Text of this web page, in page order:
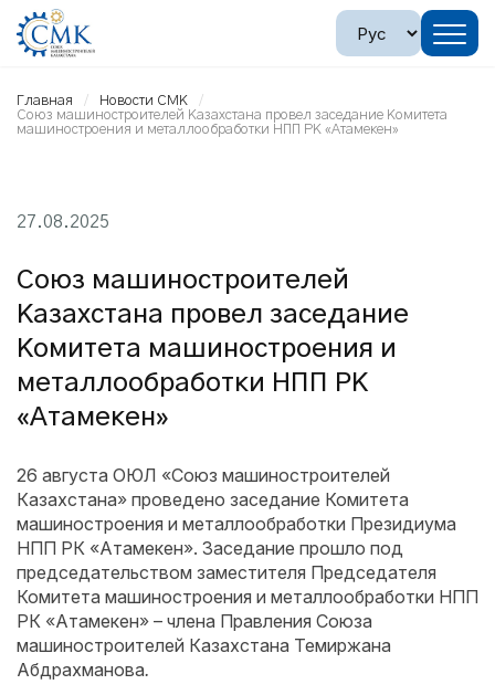
Главная
Новости СМК
Союз машиностроителей Казахстана провел заседание Комитета
машиностроения и металлообработки НПП РК «Атамекен»
27.08.2025
Союз машиностроителей
Казахстана провел заседание
Комитета машиностроения и
металлообработки НПП РК
«Атамекен»
26 августа ОЮЛ «Союз машиностроителей
Казахстана» проведено заседание Комитета
машиностроения и металлообработки Президиума
НПП РК «Атамекен». Заседание прошло под
председательством заместителя Председателя
Комитета машиностроения и металлообработки НПП
РК «Атамекен» – члена Правления Союза
машиностроителей Казахстана Темиржана
Абдрахманова.